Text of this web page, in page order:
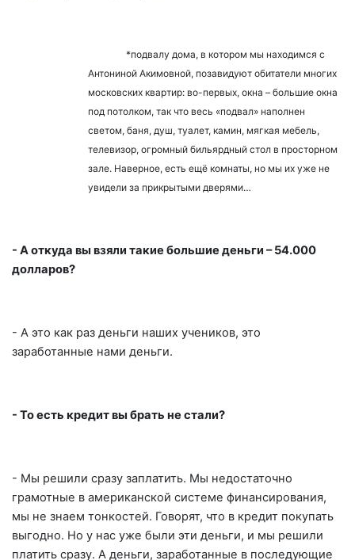
*подвалу дома, в котором мы находимся с
Антониной Акимовной, позавидуют обитатели многих
московских квартир: во-первых, окна – большие окна
под потолком, так что весь «подвал» наполнен
светом, баня, душ, туалет, камин, мягкая мебель,
телевизор, огромный бильярдный стол в просторном
зале. Наверное, есть ещё комнаты, но мы их уже не
увидели за прикрытыми дверями…
- А откуда вы взяли такие большие деньги – 54.000
долларов?
- А это как раз деньги наших учеников, это
заработанные нами деньги.
- То есть кредит вы брать не стали?
- Мы решили сразу заплатить. Мы недостаточно
грамотные в американской системе финансирования,
мы не знаем тонкостей. Говорят, что в кредит покупать
выгодно. Но у нас уже были эти деньги, и мы решили
платить сразу. А деньги, заработанные в последующие